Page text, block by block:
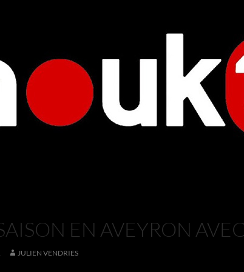
EN AVEYRON
JULIEN VENDRIES